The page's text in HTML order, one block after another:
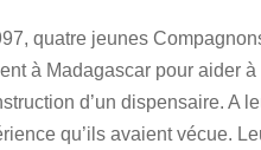
quatre jeunes
à Madagascar pour aider à
d’un dispensaire. A
qu’ils avaient vécue.